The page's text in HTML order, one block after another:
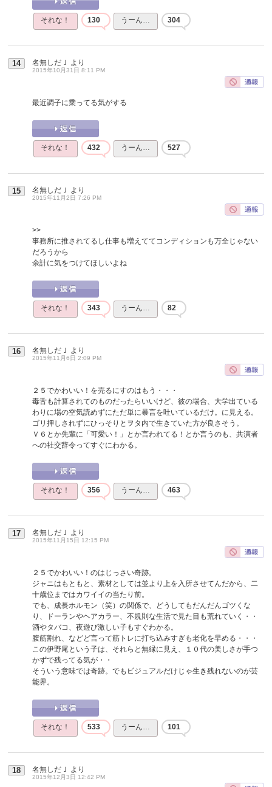
それな！ 130 うーん… 304
14 名無しだＪ より
2015年10月31日 8:11 PM
最近調子に乗ってる気がする
それな！ 432 うーん… 527
15 名無しだＪ より
2015年11月2日 7:26 PM
>>
事務所に推されてるし仕事も増えててコンディションも万全じゃない
だろうから
余計に気をつけてほしいよね
それな！ 343 うーん… 82
16 名無しだＪ より
2015年11月6日 2:09 PM
２５でかわいい！を売るにすのはもう・・・
毒舌も計算されてのものだったらいいけど、彼の場合、大学出ている
わりに場の空気読めずにただ単に暴言を吐いているだけ。に見える。
ゴリ押しされずにひっそりとヲタ内で生きていた方が良さそう。
Ｖ６とか先輩に「可愛い！」とか言われてる！とか言うのも、共演者
への社交辞令ってすぐにわかる。
それな！ 356 うーん… 463
17 名無しだＪ より
2015年11月15日 12:15 PM
２５でかわいい！のはじっさい奇跡。
ジャニはもともと、素材としては並より上を入所させてんだから、二
十歳位まではカワイイの当たり前。
でも、成長ホルモン（笑）の関係で、どうしてもだんだんゴツくな
り、ドーランやヘアカラー、不規則な生活で見た目も荒れていく・・
酒やタバコ、夜遊び激しい子もすぐわかる。
腹筋割れ、などど言って筋トレに打ち込みすぎも老化を早める・・・
この伊野尾という子は、それらと無縁に見え、１０代の美しさが手つ
かずで残ってる気が・・
そういう意味では奇跡。でもビジュアルだけじゃ生き残れないのが芸
能界。
それな！ 533 うーん… 101
18 名無しだＪ より
2015年12月3日 12:42 PM